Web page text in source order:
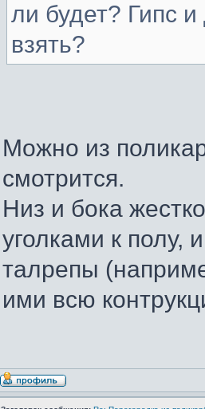
ли будет? Гипс
взять?
Можно из
смотрится.
Низ и бока
уголками к полу,
талрепы
ими всю